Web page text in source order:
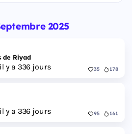
2025
de Riyad
y a 336 jours 35 178
y a 336 jours 95 161